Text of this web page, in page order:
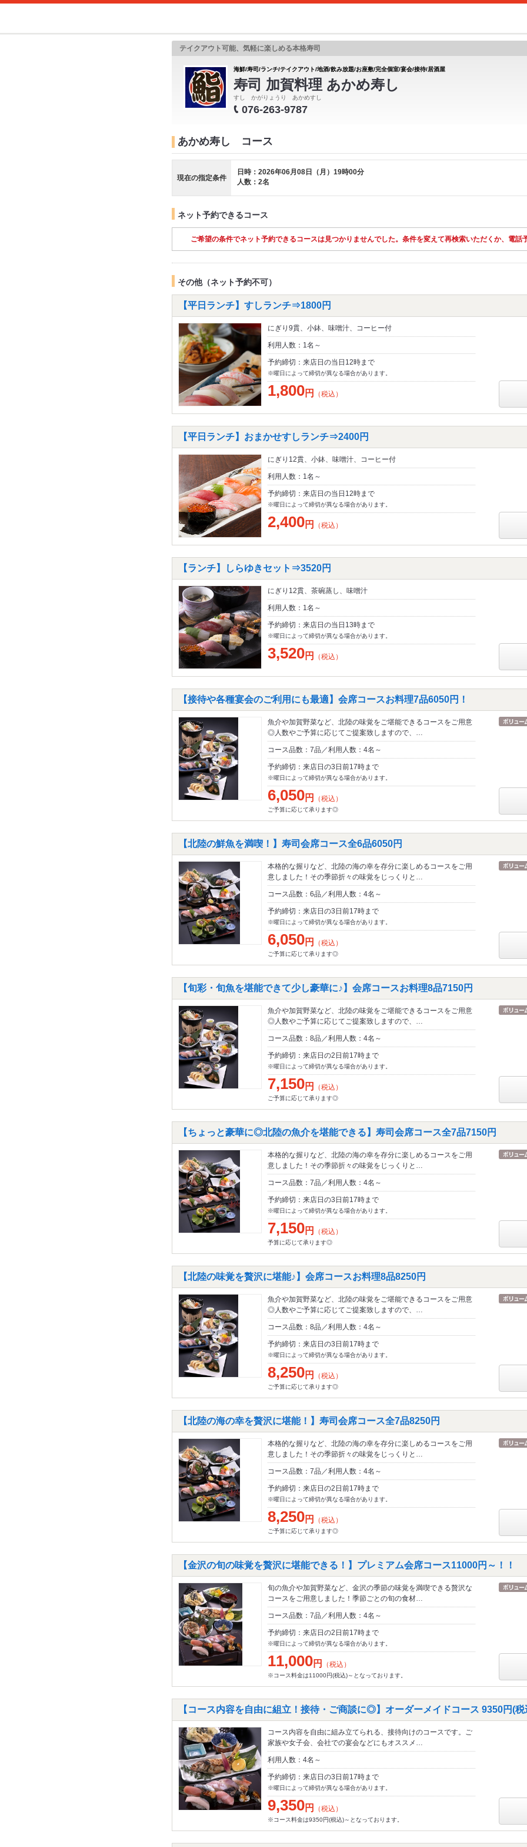
テイクアウト可能、気軽に楽しめる本格寿司
海鮮/寿司/ランチ/テイクアウト/地酒/飲み放題/お座敷/完全個室/宴会/接待/居酒屋
寿司 加賀料理 あかめ寿し
すし かがりょうり あかめすし
076-263-9787
あかめ寿し コース
現在の指定条件
日時：2026年06月08日（月）19時00分
人数：2名
ネット予約できるコース
ご希望の条件でネット予約できるコースは見つかりませんでした。条件を変えて再検索いただくか、電話
その他（ネット予約不可）
【平日ランチ】すしランチ⇒1800円
にぎり9貫、小鉢、味噌汁、コーヒー付
利用人数：1名～
予約締切：来店日の当日12時まで
※曜日によって締切が異なる場合があります。
1,800円 （税込）
【平日ランチ】おまかせすしランチ⇒2400円
にぎり12貫、小鉢、味噌汁、コーヒー付
利用人数：1名～
予約締切：来店日の当日12時まで
※曜日によって締切が異なる場合があります。
2,400円 （税込）
【ランチ】しらゆきセット⇒3520円
にぎり12貫、茶碗蒸し、味噌汁
利用人数：1名～
予約締切：来店日の当日13時まで
※曜日によって締切が異なる場合があります。
3,520円 （税込）
【接待や各種宴会のご利用にも最適】会席コースお料理7品6050円！
魚介や加賀野菜など、北陸の味覚をご堪能できるコースをご用意
◎人数やご予算に応じてご提案致しますので、…
コース品数：7品／利用人数：4名～
予約締切：来店日の3日前17時まで
※曜日によって締切が異なる場合があります。
6,050円 （税込）
ご予算に応じて承ります◎
【北陸の鮮魚を満喫！】寿司会席コース全6品6050円
本格的な握りなど、北陸の海の幸を存分に楽しめるコースをご用
意しました！その季節折々の味覚をじっくりと…
コース品数：6品／利用人数：4名～
予約締切：来店日の3日前17時まで
※曜日によって締切が異なる場合があります。
6,050円 （税込）
ご予算に応じて承ります◎
【旬彩・旬魚を堪能できて少し豪華に♪】会席コースお料理8品7150円
魚介や加賀野菜など、北陸の味覚をご堪能できるコースをご用意
◎人数やご予算に応じてご提案致しますので、…
コース品数：8品／利用人数：4名～
予約締切：来店日の2日前17時まで
※曜日によって締切が異なる場合があります。
7,150円 （税込）
ご予算に応じて承ります◎
【ちょっと豪華に◎北陸の魚介を堪能できる】寿司会席コース全7品7150円
本格的な握りなど、北陸の海の幸を存分に楽しめるコースをご用
意しました！その季節折々の味覚をじっくりと…
コース品数：7品／利用人数：4名～
予約締切：来店日の3日前17時まで
※曜日によって締切が異なる場合があります。
7,150円 （税込）
予算に応じて承ります◎
【北陸の味覚を贅沢に堪能♪】会席コースお料理8品8250円
魚介や加賀野菜など、北陸の味覚をご堪能できるコースをご用意
◎人数やご予算に応じてご提案致しますので、…
コース品数：8品／利用人数：4名～
予約締切：来店日の3日前17時まで
※曜日によって締切が異なる場合があります。
8,250円 （税込）
ご予算に応じて承ります◎
【北陸の海の幸を贅沢に堪能！】寿司会席コース全7品8250円
本格的な握りなど、北陸の海の幸を存分に楽しめるコースをご用
意しました！その季節折々の味覚をじっくりと…
コース品数：7品／利用人数：4名～
予約締切：来店日の2日前17時まで
※曜日によって締切が異なる場合があります。
8,250円 （税込）
ご予算に応じて承ります◎
【金沢の旬の味覚を贅沢に堪能できる！】プレミアム会席コース11000円～！！
旬の魚介や加賀野菜など、金沢の季節の味覚を満喫できる贅沢な
コースをご用意しました！季節ごとの旬の食材…
コース品数：7品／利用人数：4名～
予約締切：来店日の2日前17時まで
※曜日によって締切が異なる場合があります。
11,000円 （税込）
※コース料金は11000円(税込)～となっております。
【コース内容を自由に組立！接待・ご商談に◎】オーダーメイドコース 9350円(税
コース内容を自由に組み立てられる、接待向けのコースです。ご
家族や女子会、会社での宴会などにもオススメ…
利用人数：4名～
予約締切：来店日の3日前17時まで
※曜日によって締切が異なる場合があります。
9,350円 （税込）
※コース料金は9350円(税込)～となっております。